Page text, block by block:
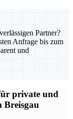
Partner?
Anfrage bis zum
und
private und
Breisgau